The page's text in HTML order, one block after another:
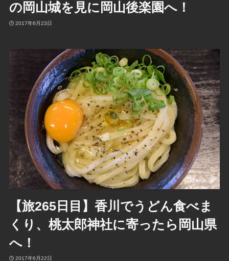
の岡山城を見に岡山後楽園へ！
2017年6月23日
【旅265日目】香川でうどん食べま
くり、桃太郎神社に寄ったら岡山県
へ！
2017年6月22日